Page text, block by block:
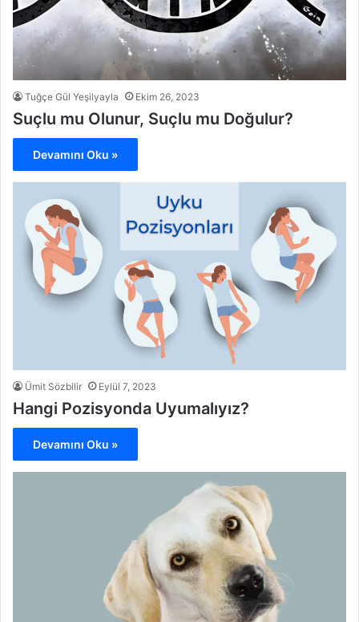
Tuğçe Gül Yeşilyayla Ekim 26, 2023
Suçlu mu Olunur, Suçlu mu Doğulur?
Devamını Oku »
Ümit Sözbilir Eylül 7, 2023
Hangi Pozisyonda Uyumalıyız?
Devamını Oku »